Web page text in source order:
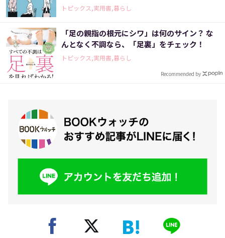
トピックス,実用書,暮らし
「足の親指の根元にシワ」は何のサイン？ な
んとなく不調なら、「足裏」をチェック！
トピックス,実用書,暮らし
Recommended by